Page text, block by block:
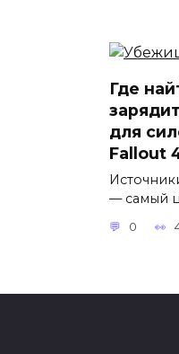
Где
для
Fallout
— самый
0